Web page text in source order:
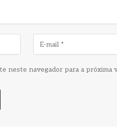
neste navegador para a próxima